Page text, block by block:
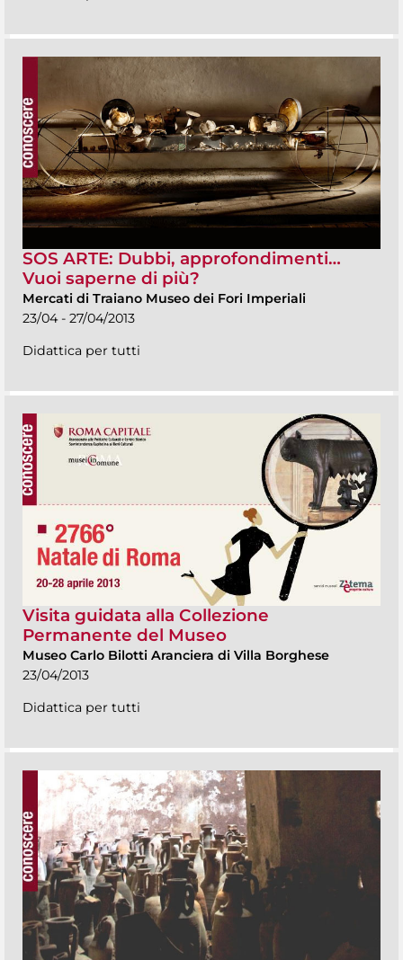
SOS ARTE: Dubbi, approfondimenti…
Vuoi saperne di più?
Mercati di Traiano Museo dei Fori Imperiali
23/04 - 27/04/2013
Didattica per tutti
Visita guidata alla Collezione
Permanente del Museo
Museo Carlo Bilotti Aranciera di Villa Borghese
23/04/2013
Didattica per tutti